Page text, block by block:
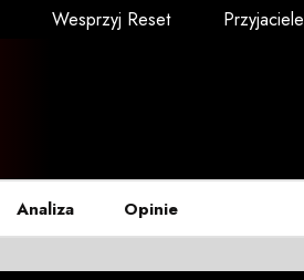
Wesprzyj Reset Przyjaciele
Analiza Opinie